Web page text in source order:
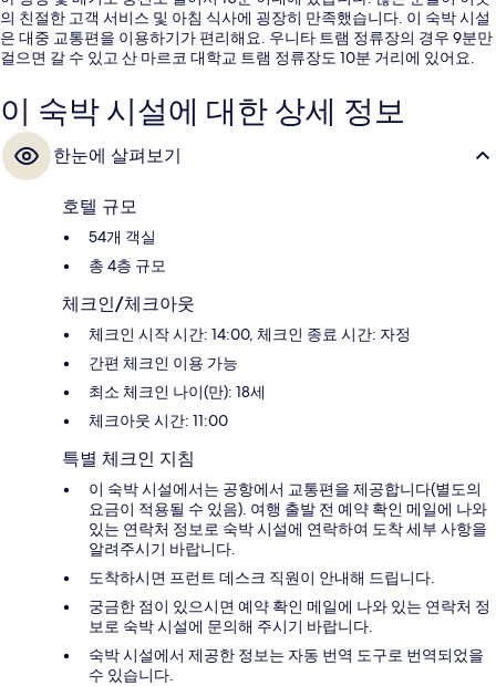
의 친절한 고객 서비스 및 아침 식사에 굉장히 만족했습니다. 이 숙박 시설
은 대중 교통편을 이용하기가 편리해요. 우니타 트램 정류장의 경우 9분만
걸으면 갈 수 있고 산 마르코 대학교 트램 정류장도 10분 거리에 있어요.
이 숙박 시설에 대한 상세 정보
한눈에 살펴보기
호텔 규모
54개 객실
총 4층 규모
체크인/체크아웃
체크인 시작 시간: 14:00, 체크인 종료 시간: 자정
간편 체크인 이용 가능
최소 체크인 나이(만): 18세
체크아웃 시간: 11:00
특별 체크인 지침
이 숙박 시설에서는 공항에서 교통편을 제공합니다(별도의
요금이 적용될 수 있음). 여행 출발 전 예약 확인 메일에 나와
있는 연락처 정보로 숙박 시설에 연락하여 도착 세부 사항을
알려주시기 바랍니다.
도착하시면 프런트 데스크 직원이 안내해 드립니다.
궁금한 점이 있으시면 예약 확인 메일에 나와 있는 연락처 정
보로 숙박 시설에 문의해 주시기 바랍니다.
숙박 시설에서 제공한 정보는 자동 번역 도구로 번역되었을
수 있습니다.